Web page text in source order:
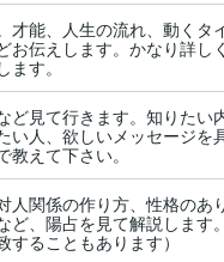
才能、人生の流れ、動くタ
お伝えします。かなり詳しく
ます。
ど見て行きます。知りたい
い人、欲しいメッセージを
教えて下さい。
人関係の作り方、性格のあ
ど、陽占を見て解説します。
することもあります）